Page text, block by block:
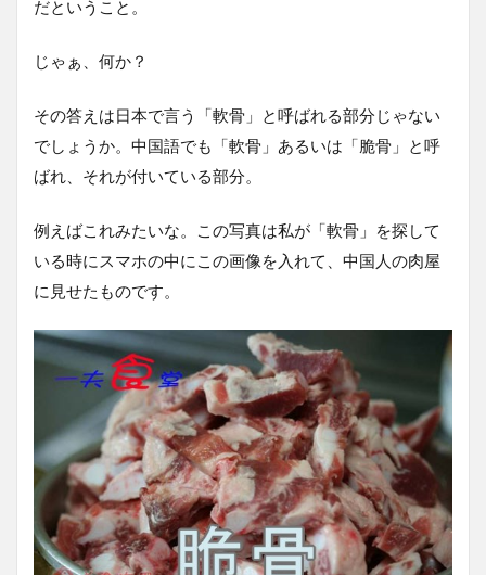
だということ。
じゃぁ、何か？
その答えは日本で言う「軟骨」と呼ばれる部分じゃない
でしょうか。中国語でも「軟骨」あるいは「脆骨」と呼
ばれ、それが付いている部分。
例えばこれみたいな。この写真は私が「軟骨」を探して
いる時にスマホの中にこの画像を入れて、中国人の肉屋
に見せたものです。